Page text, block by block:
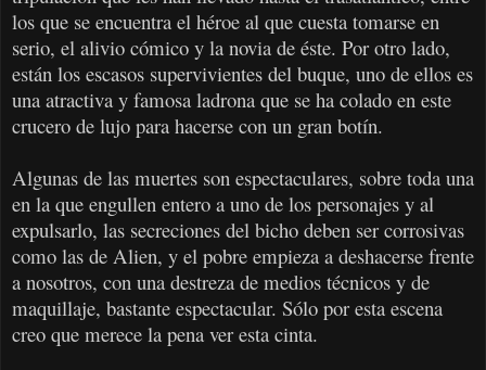
los que se encuentra el héroe al que cuesta tomarse en
serio, el alivio cómico y la novia de éste. Por otro lado,
están los escasos supervivientes del buque, uno de ellos es
una atractiva y famosa ladrona que se ha colado en este
crucero de lujo para hacerse con un gran botín.
Algunas de las muertes son espectaculares, sobre toda una
en la que engullen entero a uno de los personajes y al
expulsarlo, las secreciones del bicho deben ser corrosivas
como las de Alien, y el pobre empieza a deshacerse frente
a nosotros, con una destreza de medios técnicos y de
maquillaje, bastante espectacular. Sólo por esta escena
creo que merece la pena ver esta cinta.